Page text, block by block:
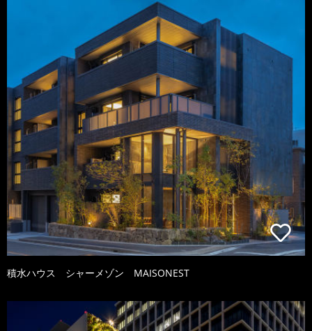
積水ハウス シャーメゾン MAISONEST